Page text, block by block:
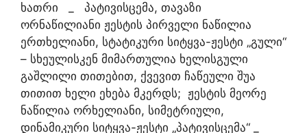
ხათრი _ პატივისცემა, თავაზი
ორნაწილიანი ჟესტის პირველი ნაწილია
ერთხელიანი, სტატიკური სიტყვა-ჟესტი „გული“
– სხეულისკენ მიმართულია ხელისგული
გაშლილი თითებით, ქვევით ჩაწეული შუა
თითით ხელი ეხება მკერდს; ჟესტის მეორე
ნაწილია ორხელიანი, სიმეტრიული,
დინამიკური სიტყვა-ჟესტი „პატივისცემა“ _